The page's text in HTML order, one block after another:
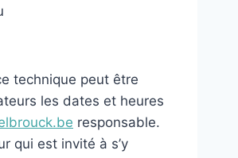
technique peut être
les dates et heures
responsable.
qui est invité à s’y